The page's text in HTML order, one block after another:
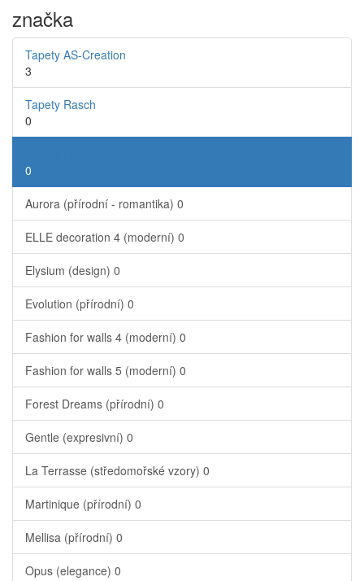
značka
Tapety AS-Creation
3
Tapety Rasch
0
0
Aurora (přírodní - romantika) 0
ELLE decoration 4 (moderní) 0
Elysium (design) 0
Evolution (přírodní) 0
Fashion for walls 4 (moderní) 0
Fashion for walls 5 (moderní) 0
Forest Dreams (přírodní) 0
Gentle (expresivní) 0
La Terrasse (středomořské vzory) 0
Martinique (přírodní) 0
Mellisa (přírodní) 0
Opus (elegance) 0